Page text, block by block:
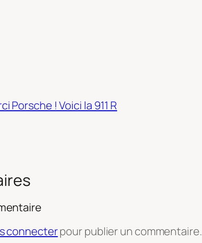
Porsche ! Voici la 911 R
connecterpour publier un commentaire.